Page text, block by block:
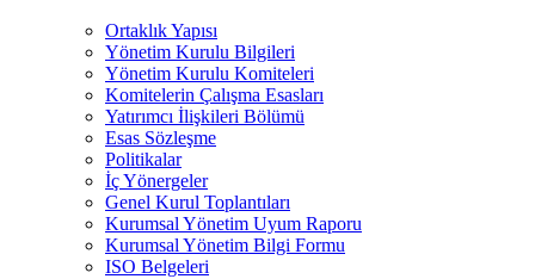
Ortaklık Yapısı
Yönetim Kurulu Bilgileri
Yönetim Kurulu Komiteleri
Komitelerin Çalışma Esasları
Yatırımcı İlişkileri Bölümü
Esas Sözleşme
Politikalar
İç Yönergeler
Genel Kurul Toplantıları
Kurumsal Yönetim Uyum Raporu
Kurumsal Yönetim Bilgi Formu
ISO Belgeleri